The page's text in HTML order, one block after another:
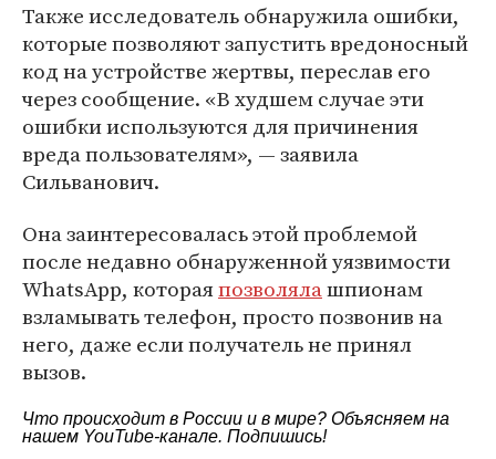
Также исследователь обнаружила ошибки,
которые позволяют запустить вредоносный
код на устройстве жертвы, переслав его
через сообщение. «В худшем случае эти
ошибки используются для причинения
вреда пользователям», — заявила
Сильванович.
Она заинтересовалась этой проблемой
после недавно обнаруженной уязвимости
WhatsApp, котораяпозволялашпионам
взламывать телефон, просто позвонив на
него, даже если получатель не принял
вызов.
Что происходит в России и в мире? Объясняем на
нашем YouTube-канале. Подпишись!